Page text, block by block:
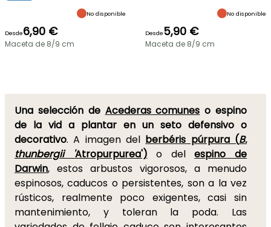
No disponible
Desde6,90 €
Maceta de 8/9 cm
No disponible
Desde5,90 €
Maceta de 8/9 cm
Una selección de Acederas comunes o espino
de la vid a plantar en un seto defensivo o
decorativo. A imagen del berbéris púrpura (B.
thunbergii ' Atropurpurea') o delespino de
Darwin, estos arbustos vigorosos, a menudo
espinosos, caducos o persistentes, son a la vez
rústicos, realmente poco exigentes, casi sin
mantenimiento, y toleran la poda. Las